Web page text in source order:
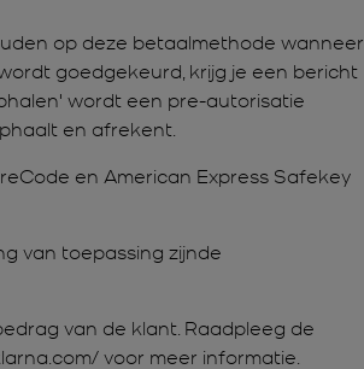
op deze betaalmethode wanneer
goedgekeurd, krijg je een bericht
wordt een pre-autorisatie
en afrekent.
en American Express Safekey
van toepassing zijnde
van de klant. Raadpleeg de
voor meer informatie.